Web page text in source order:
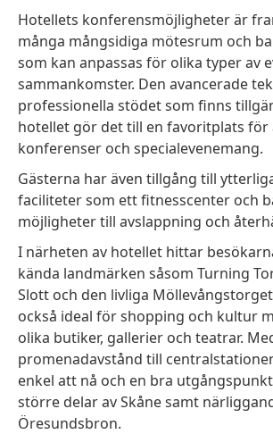
Hotellets konferensmöjligheter är
många mångsidiga mötesrum och
som kan anpassas för olika typer av
sammankomster. Den avancerade
professionella stödet som finns
hotellet gör det till en favoritplats för
konferenser och specialevenemang.
Gästerna har även tillgång till
faciliteter som ett fitnesscenter och
möjligheter till avslappning och
I närheten av hotellet hittar
kända landmärken såsom Turning
Slott och den livliga
också ideal för shopping och kultur
olika butiker, gallerier och teatrar.
promenadavstånd till
enkel att nå och en bra
större delar av Skåne samt
Öresundsbron.